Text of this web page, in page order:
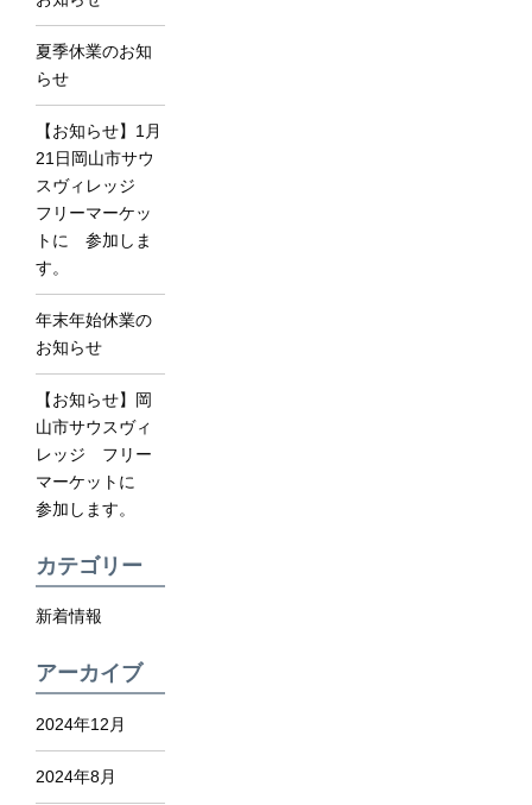
夏季休業のお知
らせ
【お知らせ】1月
21日岡山市サウ
スヴィレッジ
フリーマーケッ
トに 参加しま
す。
年末年始休業の
お知らせ
【お知らせ】岡
山市サウスヴィ
レッジ フリー
マーケットに
参加します。
カテゴリー
新着情報
アーカイブ
2024年12月
2024年8月